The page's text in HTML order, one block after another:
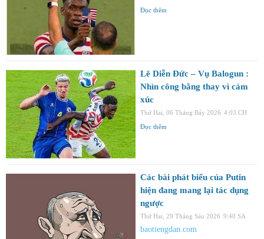
Đọc thêm
Lê Diễn Đức – Vụ Balogun :
Nhìn công bằng thay vì cảm
xúc
Thứ Hai, 06 Tháng Bảy 2026 4:03 CH
Đọc thêm
Các bài phát biểu của Putin
hiện đang mang lại tác dụng
ngược
Thứ Hai, 29 Tháng Sáu 2026 9:40 SA
baotiengdan.com